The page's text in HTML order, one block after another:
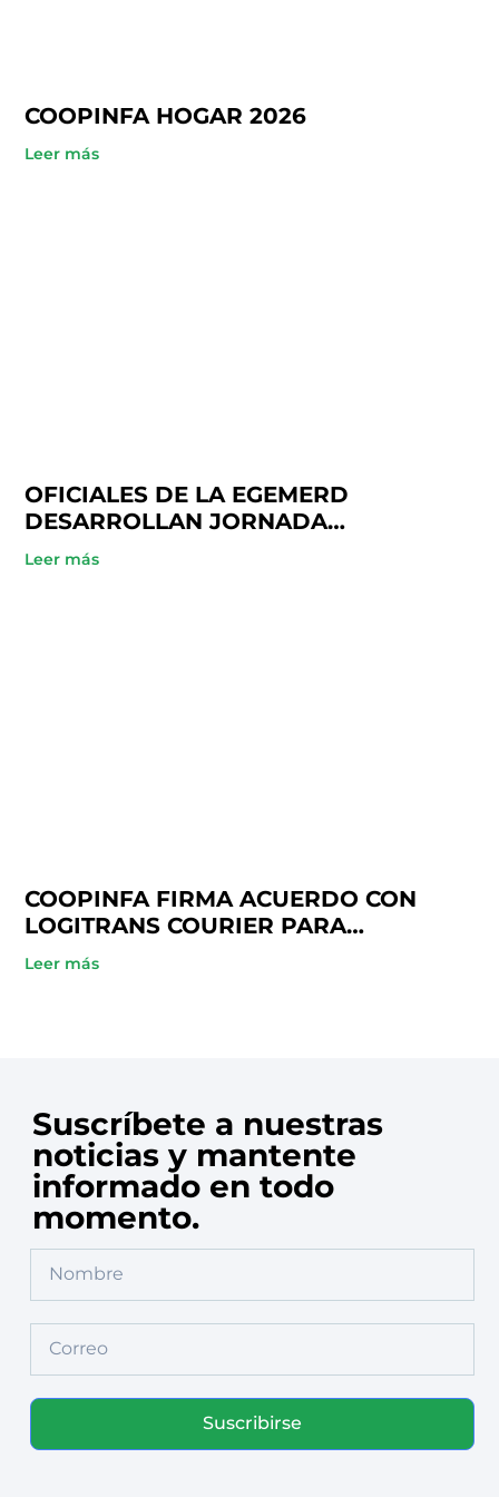
COOPINFA HOGAR 2026
Leer más
OFICIALES DE LA EGEMERD
DESARROLLAN JORNADA
ACADÉMICA EN COOPINFA
Leer más
COOPINFA FIRMA ACUERDO CON
LOGITRANS COURIER PARA
BENEFICIO DE SUS SOCIOS
Leer más
Suscríbete a nuestras
noticias y mantente
informado en todo
momento.
Suscribirse